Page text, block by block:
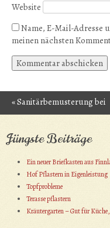
Website
Name, E-Mail-Adresse
meinen nächsten
Post navigation
«Sanitärbemusterung bei
Jüngste Beiträge
Ein neuer Briefkasten aus
Hof Pflastern in Eigenleistung
Topfprobleme
Terasse pflastern
Kräutergarten – Gut für